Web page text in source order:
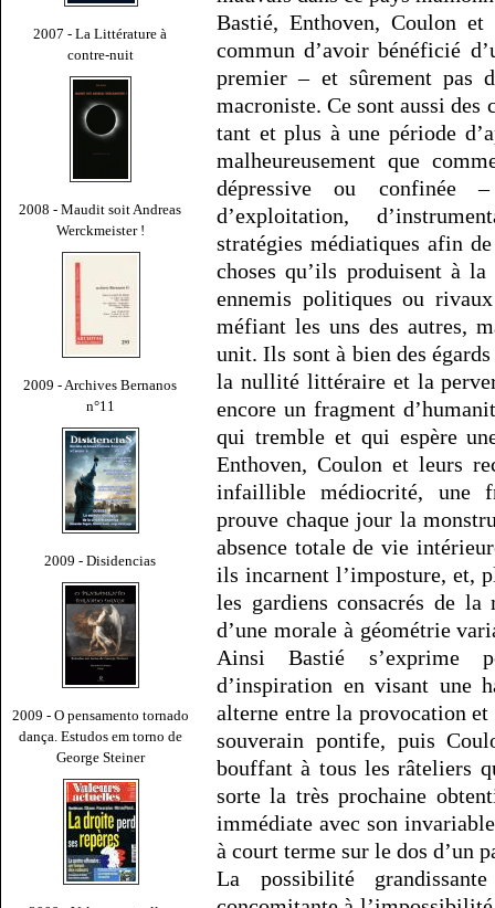
2007 - La Littérature à
contre-nuit
2008 - Maudit soit Andreas
Werckmeister !
2009 - Archives Bernanos
n°11
2009 - Disidencias
2009 - O pensamento tornado
dança. Estudos em torno de
George Steiner
Bastié, Enthoven, Coulon
commun d’avoir bénéficié
premier – et sûrement pas
macroniste. Ce sont aussi des
tant et plus à une période
malheureusement que
dépressive ou confinée
d’exploitation,
stratégies médiatiques afin
choses qu’ils produisent à
ennemis politiques ou
méfiant les uns des autres,
unit. Ils sont à bien des
la nullité littéraire et la
encore un fragment
qui tremble et qui espère
Enthoven, Coulon et leurs
infaillible médiocrité, une
prouve chaque jour la
absence totale de vie
ils incarnent l’imposture, et,
les gardiens consacrés de
d’une morale à géométrie
Ainsi Bastié s’exprime
d’inspiration en visant une
alterne entre la provocation
souverain pontife, puis
bouffant à tous les râteliers
sorte la très prochaine
immédiate avec son
à court terme sur le dos d’un
La possibilité